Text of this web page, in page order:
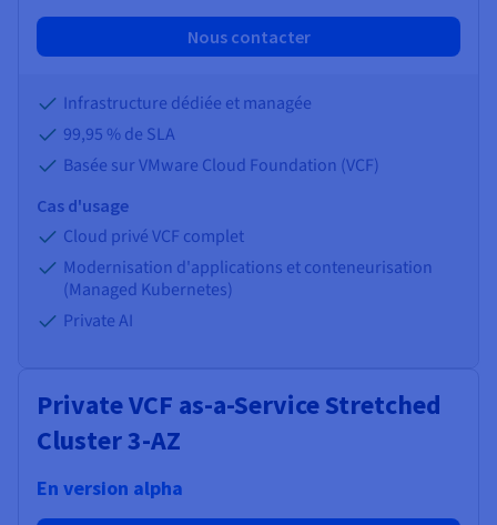
Nous contacter
Infrastructure dédiée et managée
99,95 % de SLA
Basée sur VMware Cloud Foundation (VCF)
Cas d'usage
Cloud privé VCF complet
Modernisation d'applications et conteneurisation
(Managed Kubernetes)
Private AI
Private VCF as-a-Service Stretched
Cluster 3-AZ
En version alpha